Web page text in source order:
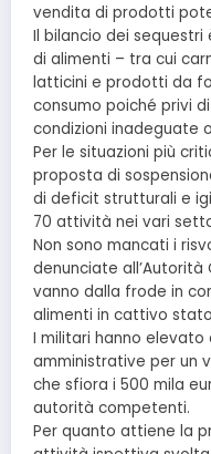
vendita di prodotti
Il bilancio dei sequestri
di alimenti – tra cui
latticini e prodotti da
consumo poiché privi
condizioni inadeguate
Per le situazioni più
proposta di
di deficit strutturali e
70 attività nei vari
Non sono mancati i
denunciate
vanno dalla frode in
alimenti in cattivo
I militari hanno elevato
amministrative per un
che sfiora i 500 mila
autorità competenti.
Per quanto attiene la